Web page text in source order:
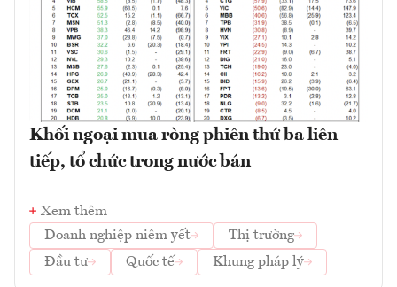
Khối ngoại mua ròng phiên thứ ba liên
tiếp, tổ chức trong nước bán
Xem thêm
Doanh nghiệp niêm yết
Thị trường
Đầu tư
Quốc tế Khung pháp lý